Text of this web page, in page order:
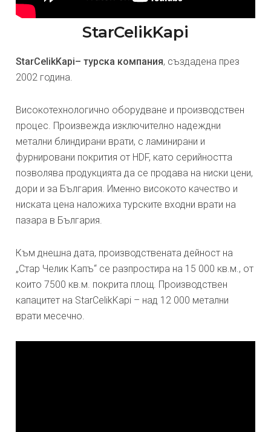
StarCelikKapi
StarCelikKapi– турска компания, създадена през
2002 година.
Високотехнологично оборудване и производствен
процес. Произвежда изключително надеждни
метални блиндирани врати, с ламинирани и
фурнировани покрития от HDF, като серийността
позволява продукцията да се продава на ниски цени,
дори и за България. Именно високото качество и
ниската цена наложиха турските входни врати на
пазара в България.
Към днешна дата, производствената дейност на
„Стар Челик Капъ“ се разпростира на 15 000 кв.м., от
които 7500 кв.м. покрита площ. Производствен
капацитет на StarCelikKapi – над 12 000 метални
врати месечно.